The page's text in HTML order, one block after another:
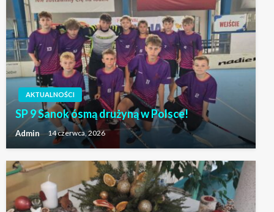
AKTUALNOŚCI
SP 9 Sanok ósmą drużyną w Polsce!
Admin 14 czerwca, 2026